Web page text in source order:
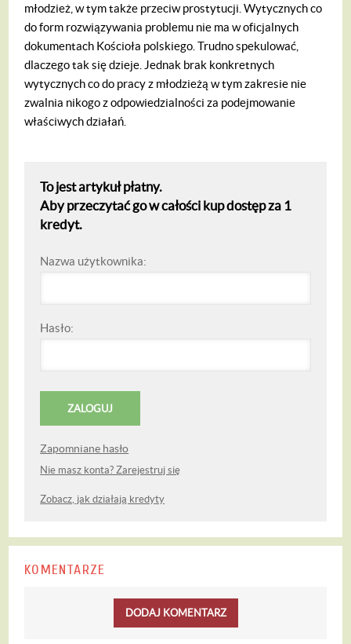
młodzież, w tym także przeciw prostytucji. Wytycznych co
do form rozwiązywania problemu nie ma w oficjalnych
dokumentach Kościoła polskiego. Trudno spekulować,
dlaczego tak się dzieje. Jednak brak konkretnych
wytycznych co do pracy z młodzieżą w tym zakresie nie
zwalnia nikogo z odpowiedzialności za podejmowanie
właściwych działań.
To jest artykuł płatny.
Aby przeczytać go w całości kup dostęp za 1
kredyt.
Nazwa użytkownika:
Hasło:
Zapomniane hasło
Nie masz konta? Zarejestruj się
Zobacz, jak działają kredyty
KOMENTARZE
DODAJ KOMENTARZ